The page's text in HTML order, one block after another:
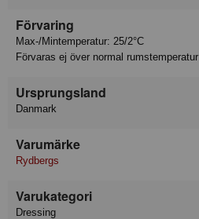
Förvaring
Max-/Mintemperatur: 25/2°C
Förvaras ej över normal rumstemperatur
Ursprungsland
Danmark
Varumärke
Rydbergs
Varukategori
Dressing